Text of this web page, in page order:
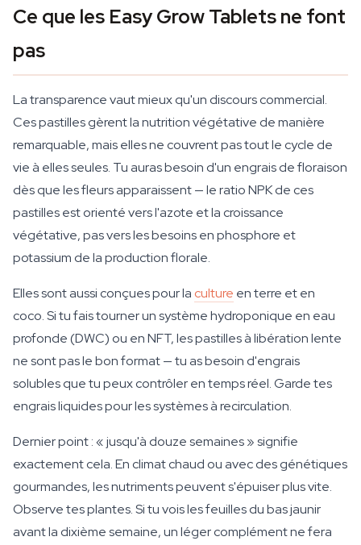
Ce que les Easy Grow Tablets ne font
pas
La transparence vaut mieux qu'un discours commercial.
Ces pastilles gèrent la nutrition végétative de manière
remarquable, mais elles ne couvrent pas tout le cycle de
vie à elles seules. Tu auras besoin d'un engrais de floraison
dès que les fleurs apparaissent — le ratio NPK de ces
pastilles est orienté vers l'azote et la croissance
végétative, pas vers les besoins en phosphore et
potassium de la production florale.
Elles sont aussi conçues pour la culture en terre et en
coco. Si tu fais tourner un système hydroponique en eau
profonde (DWC) ou en NFT, les pastilles à libération lente
ne sont pas le bon format — tu as besoin d'engrais
solubles que tu peux contrôler en temps réel. Garde tes
engrais liquides pour les systèmes à recirculation.
Dernier point : « jusqu'à douze semaines » signifie
exactement cela. En climat chaud ou avec des génétiques
gourmandes, les nutriments peuvent s'épuiser plus vite.
Observe tes plantes. Si tu vois les feuilles du bas jaunir
avant la dixième semaine, un léger complément ne fera